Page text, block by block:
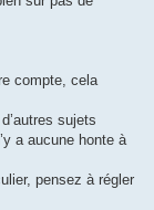
compte, cela
sujets
a aucune honte à
pensez à régler